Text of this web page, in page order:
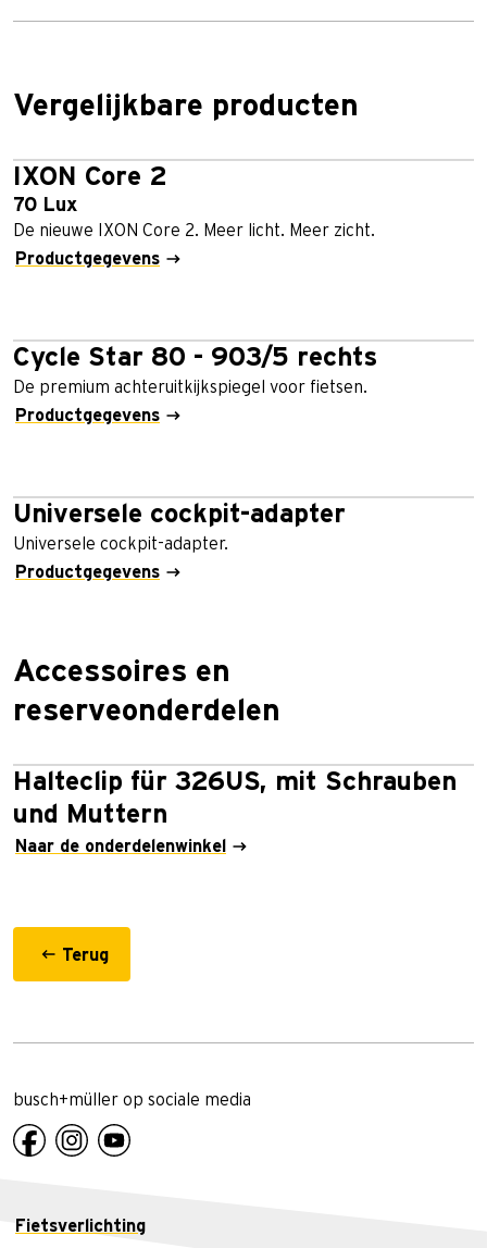
Vergelijkbare producten
IXON Core 2
70 Lux
De nieuwe IXON Core 2. Meer licht. Meer zicht.
Productgegevens
Cycle Star 80 - 903/5 rechts
De premium achteruitkijkspiegel voor fietsen.
Productgegevens
Universele cockpit-adapter
Universele cockpit-adapter.
Productgegevens
Accessoires en
reserveonderdelen
Halteclip für 326US, mit Schrauben
und Muttern
Naar de onderdelenwinkel
Terug
busch+müller op sociale media
Fietsverlichting